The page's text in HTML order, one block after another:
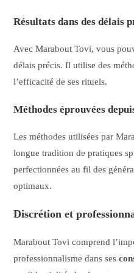
Résultats dans des délais
Avec Marabout Tovi, vous
délais précis. Il utilise des
l’efficacité de ses rituels.
Méthodes éprouvées
Les méthodes utilisées par
longue tradition de pratiques
perfectionnées au fil des
optimaux.
Discrétion et
Marabout Tovi comprend
professionnalisme dans ses